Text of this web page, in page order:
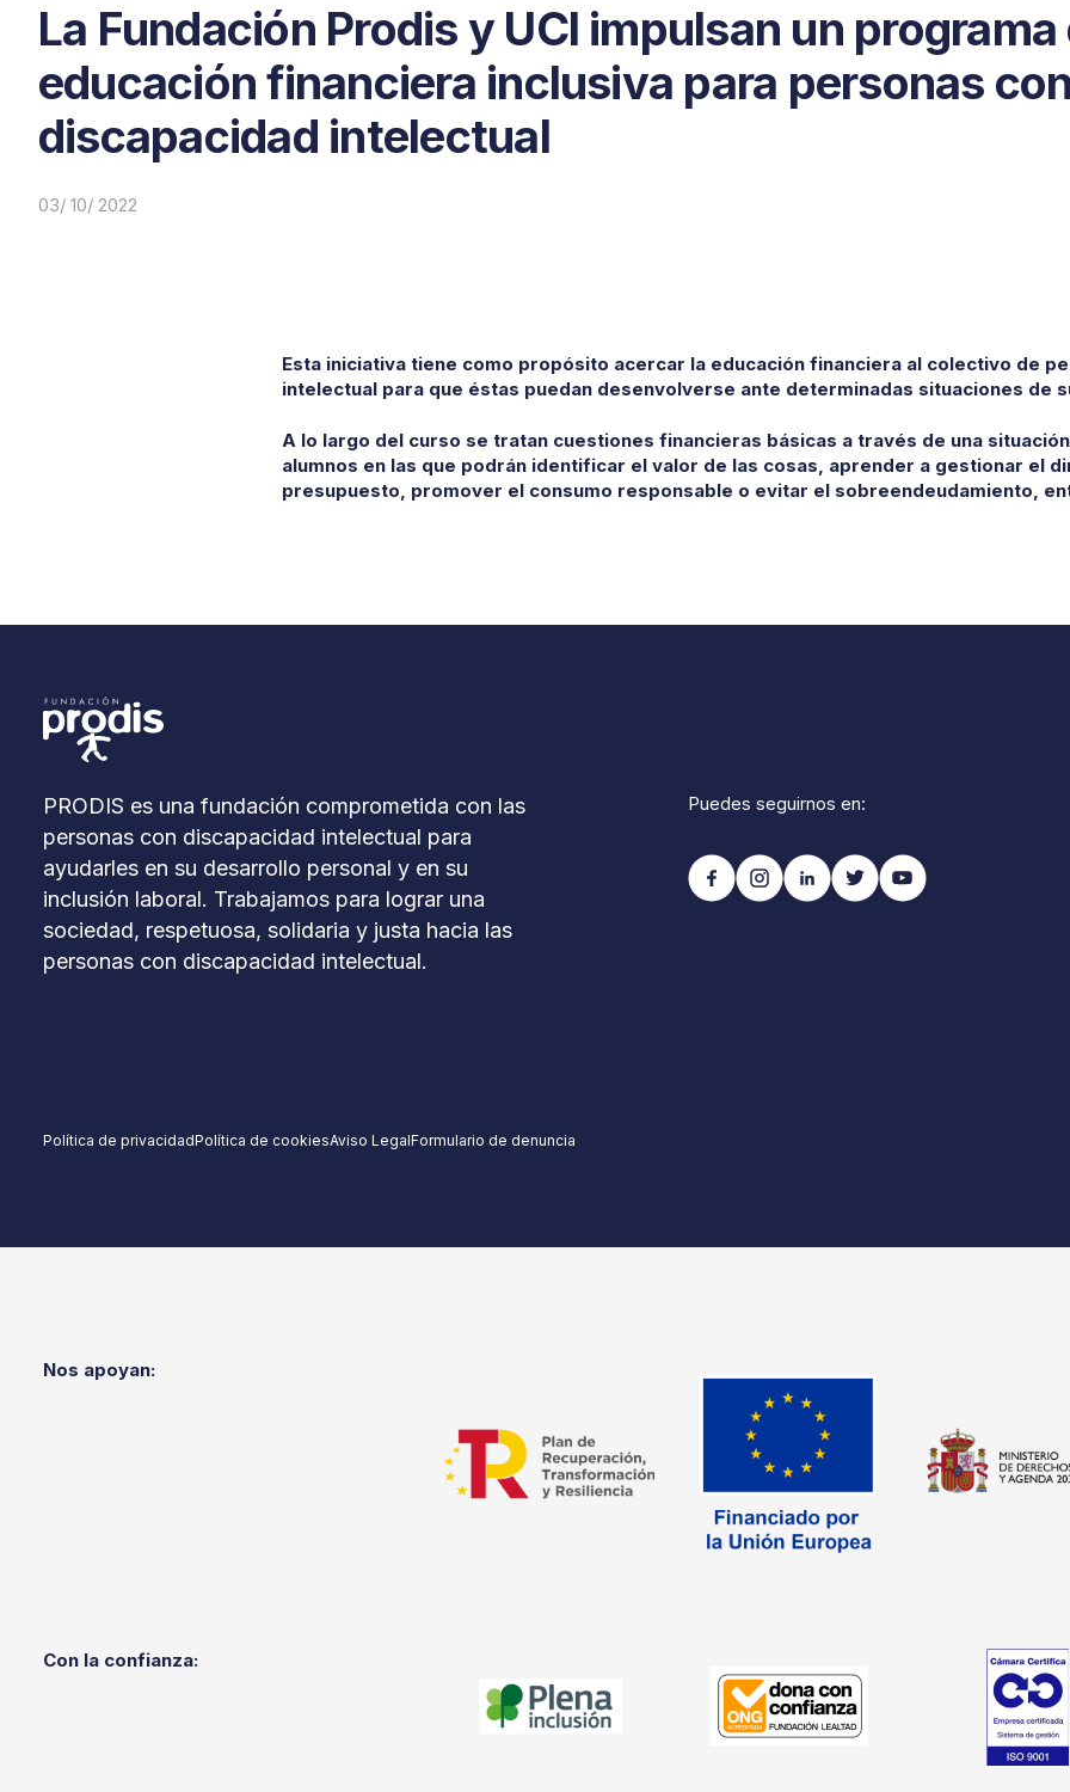
La Fundación Prodis y UCI impulsan un programa
educación financiera inclusiva para personas
discapacidad intelectual
03/ 10/ 2022
Esta iniciativa tiene como propósito acercar la educación financiera al colectivo de
intelectual para que éstas puedan desenvolverse ante determinadas situaciones de
A lo largo del curso se tratan cuestiones financieras básicas a través de una
alumnos en las que podrán identificar el valor de las cosas, aprender a gestionar el
presupuesto, promover el consumo responsable o evitar el sobreendeudamiento,
PRODIS es una fundación comprometida con las
personas con discapacidad intelectual para
ayudarles en su desarrollo personal y en su
inclusión laboral. Trabajamos para lograr una
sociedad, respetuosa, solidaria y justa hacia las
personas con discapacidad intelectual.
Puedes seguirnos en:
Política de privacidadPolítica de cookiesAviso LegalFormulario de denuncia
Nos apoyan:
Con la confianza: